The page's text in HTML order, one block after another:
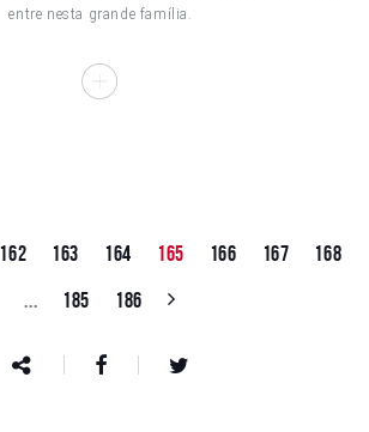
entre nesta grande família.
162 163 164 165 166 167
168
...
185 186